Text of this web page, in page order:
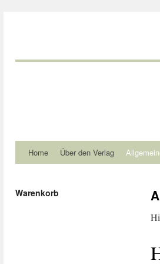
Home Über den Verlag
Warenkorb